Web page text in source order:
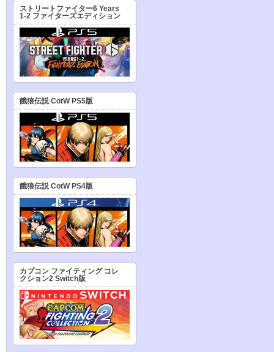
ストリートファイター6 Years
1-2 ファイターズエディション
餓狼伝説 CotW PS5版
餓狼伝説 CotW PS4版
カプコン ファイティング コレ
クション2 Switch版